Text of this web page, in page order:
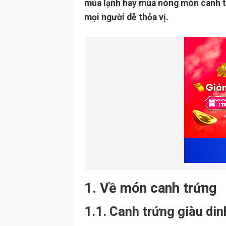
mùa lạnh hay mùa nóng món canh
mọi người dễ thỏa vị.
1. Về món canh trứng
1.1. Canh trứng giàu